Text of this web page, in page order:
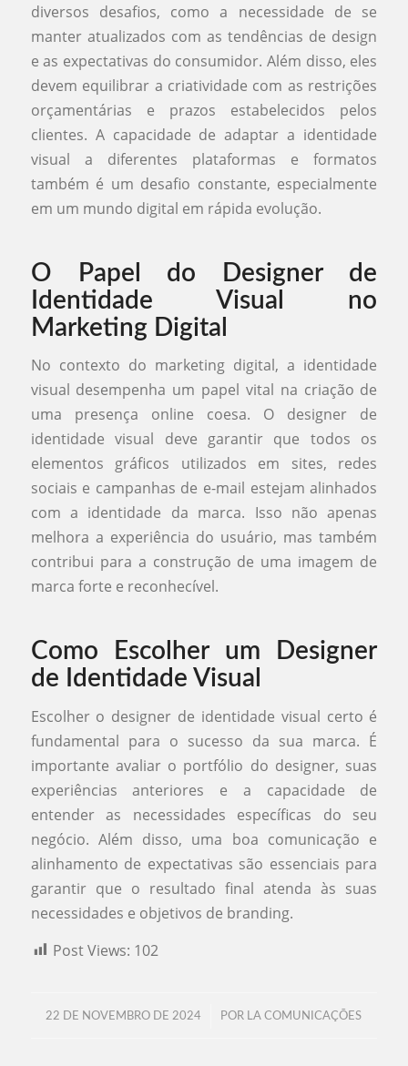
diversos desafios, como a necessidade de se
manter atualizados com as tendências de design
e as expectativas do consumidor. Além disso, eles
devem equilibrar a criatividade com as restrições
orçamentárias e prazos estabelecidos pelos
clientes. A capacidade de adaptar a identidade
visual a diferentes plataformas e formatos
também é um desafio constante, especialmente
em um mundo digital em rápida evolução.
O Papel do Designer de
Identidade Visual no
Marketing Digital
No contexto do marketing digital, a identidade
visual desempenha um papel vital na criação de
uma presença online coesa. O designer de
identidade visual deve garantir que todos os
elementos gráficos utilizados em sites, redes
sociais e campanhas de e-mail estejam alinhados
com a identidade da marca. Isso não apenas
melhora a experiência do usuário, mas também
contribui para a construção de uma imagem de
marca forte e reconhecível.
Como Escolher um Designer
de Identidade Visual
Escolher o designer de identidade visual certo é
fundamental para o sucesso da sua marca. É
importante avaliar o portfólio do designer, suas
experiências anteriores e a capacidade de
entender as necessidades específicas do seu
negócio. Além disso, uma boa comunicação e
alinhamento de expectativas são essenciais para
garantir que o resultado final atenda às suas
necessidades e objetivos de branding.
Post Views: 102
22 DE NOVEMBRO DE 2024
/ POR LA COMUNICAÇÕES